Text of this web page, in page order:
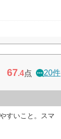
67.4点 20件
すいこと。スマ